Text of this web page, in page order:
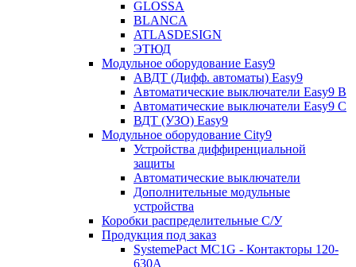
GLOSSA
BLANCA
ATLASDESIGN
ЭТЮД
Модульное оборудование Easy9
АВДТ (Дифф. автоматы) Easy9
Автоматические выключатели Easy9 В
Автоматические выключатели Easy9 С
ВДТ (УЗО) Easy9
Модульное оборудование City9
Устройства диффиренциальной
защиты
Автоматические выключатели
Дополнительные модульные
устройства
Коробки распределительные C/У
Продукция под заказ
SystemePact MC1G - Контакторы 120-
630A